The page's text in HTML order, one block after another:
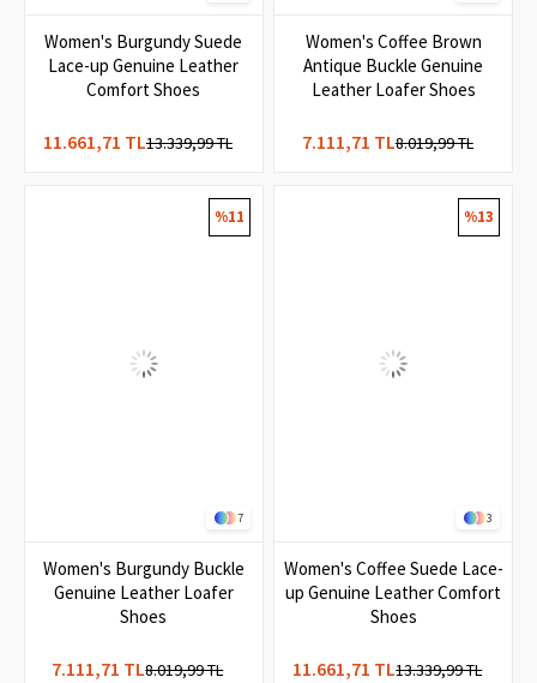
Women's Burgundy Suede
Lace-up Genuine Leather
Comfort Shoes
11.661,71 TL13.339,99 TL
Women's Coffee Brown
Antique Buckle Genuine
Leather Loafer Shoes
7.111,71 TL8.019,99 TL
7
Women's Burgundy Buckle
Genuine Leather Loafer
Shoes
7.111,71 TL8.019,99 TL
%11
3
Women's Coffee Suede Lace-
up Genuine Leather Comfort
Shoes
11.661,71 TL13.339,99 TL
%13